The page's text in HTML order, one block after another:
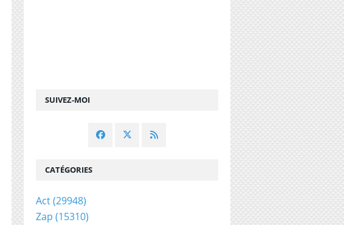
SUIVEZ-MOI
CATÉGORIES
Act(29948)
Zap (15310)